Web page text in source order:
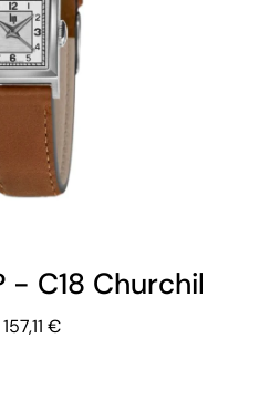
- C18 Churchill -
157,11 €